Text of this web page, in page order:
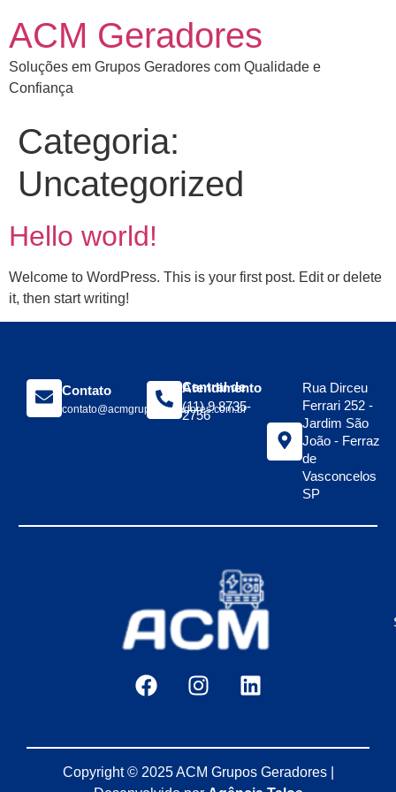
ACM Geradores
Soluções em Grupos Geradores com Qualidade e
Confiança
Categoria:
Uncategorized
Hello world!
Welcome to WordPress. This is your first post. Edit or delete
it, then start writing!
Contato
contato@acmgruposgeradores.com.br
Central de Atendimento
(11) 9 8735-
2756
Rua Dirceu
Ferrari 252 -
Jardim São
João - Ferraz
de
Vasconcelos
SP
Copyright © 2025 ACM Grupos Geradores |